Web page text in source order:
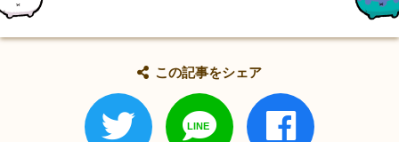
この記事をシェア